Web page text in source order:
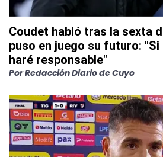
Coudet habló tras la sexta
puso en juego su futuro:
haré responsable"
PorRedacción Diario de Cuyo